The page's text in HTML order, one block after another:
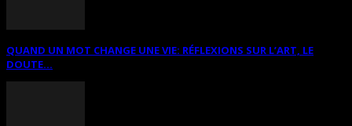
QUAND UN MOT CHANGE UNE VIE: RÉFLEXIONS SUR L’ART, LE
DOUTE...